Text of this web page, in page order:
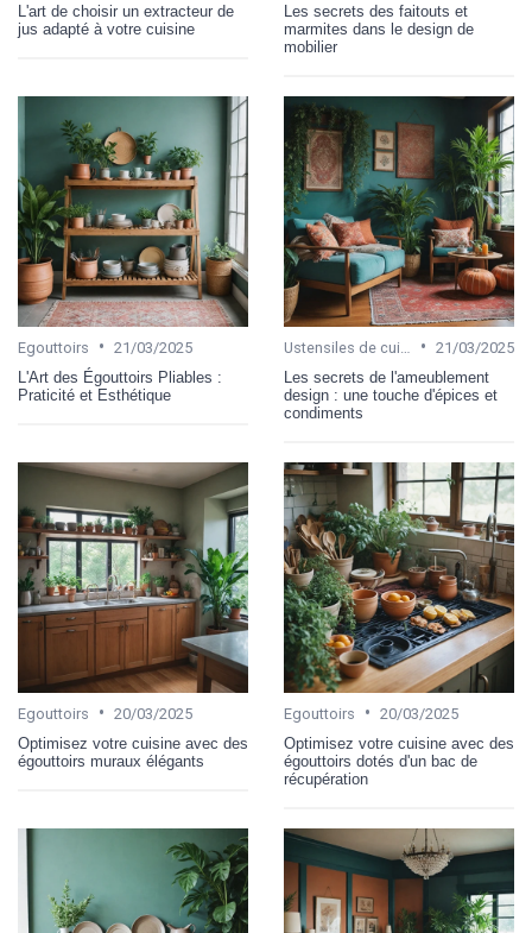
L'art de choisir un extracteur de
jus adapté à votre cuisine
Les secrets des faitouts et
marmites dans le design de
mobilier
Egouttoirs • 21/03/2025
L'Art des Égouttoirs Pliables :
Praticité et Esthétique
• 21/03/2025
Les secrets de l'ameublement
design : une touche d'épices et
condiments
Egouttoirs • 20/03/2025
Optimisez votre cuisine avec des
égouttoirs muraux élégants
Egouttoirs • 20/03/2025
Optimisez votre cuisine avec des
égouttoirs dotés d'un bac de
récupération